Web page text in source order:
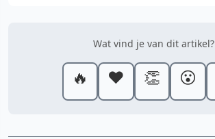
Wat vind je van dit artikel?
🔥 ❤️ 👏 😮